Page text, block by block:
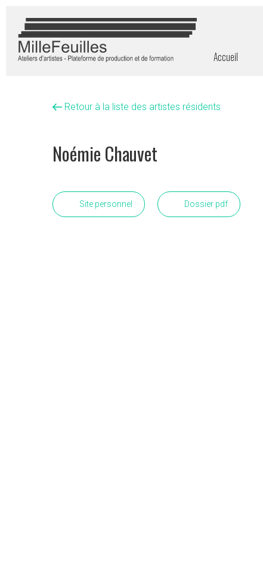
Accueil
Retour à la liste des artistes résidents
Noémie Chauvet
Site personnel Dossier pdf